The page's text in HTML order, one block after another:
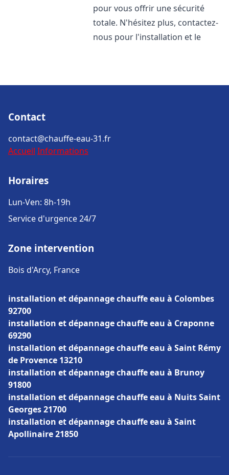
pour vous offrir une sécurité
totale. N'hésitez plus, contactez-
nous pour l'installation et le
Contact
contact@chauffe-eau-31.fr
Accueil Informations
Horaires
Lun-Ven: 8h-19h
Service d'urgence 24/7
Zone intervention
Bois d'Arcy, France
installation et dépannage chauffe eau à Colombes
92700
installation et dépannage chauffe eau à Craponne
69290
installation et dépannage chauffe eau à Saint Rémy
de Provence 13210
installation et dépannage chauffe eau à Brunoy
91800
installation et dépannage chauffe eau à Nuits Saint
Georges 21700
installation et dépannage chauffe eau à Saint
Apollinaire 21850